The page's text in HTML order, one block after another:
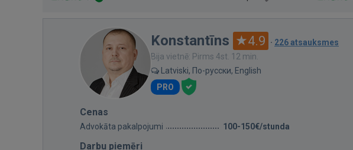
Konstantīns 4.9 · 226 atsauksmes
Bija vietnē: Pirms 4st. 12 min.
Latviski, По-русски, English
PRO
Cenas
Advokāta pakalpojumi 100-150€/stunda
Darbu piemēri